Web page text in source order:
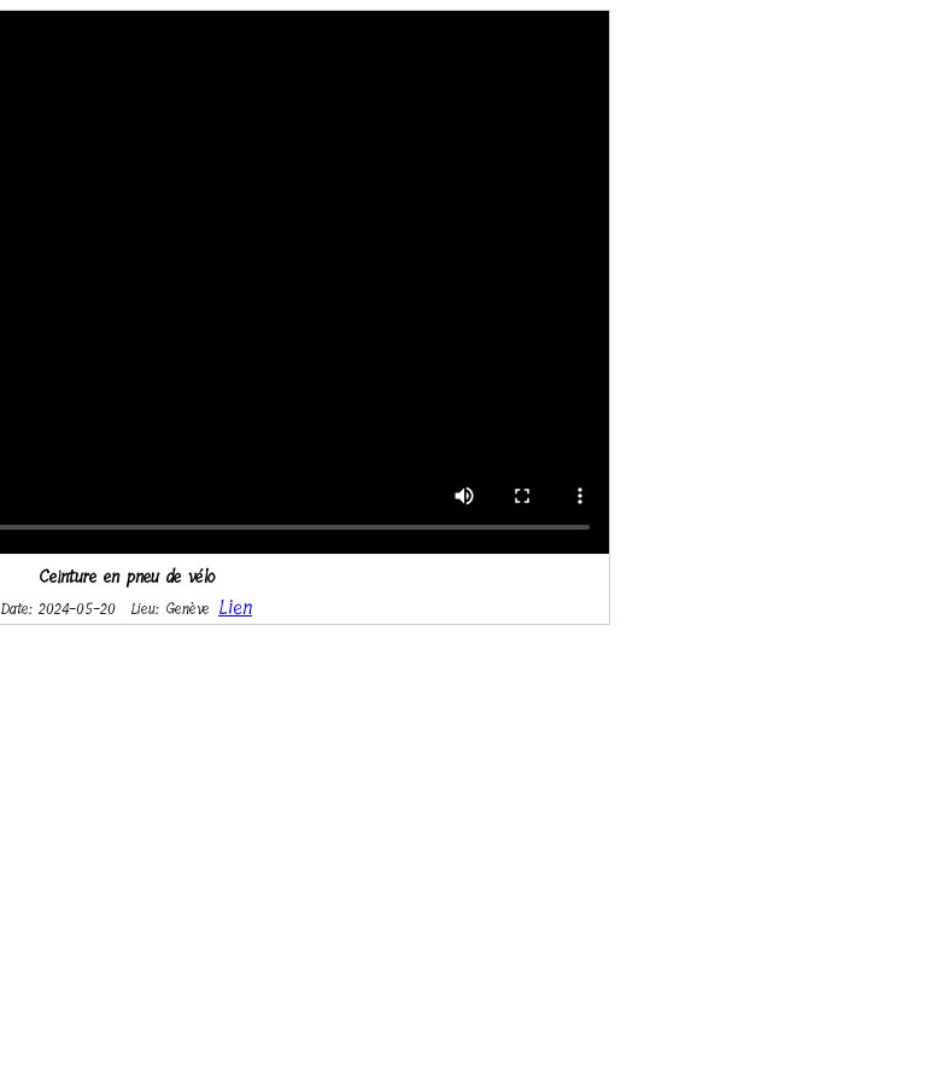
Ceinture en pneu de vélo
Date: 2024-05-20 Lieu: Genève Lien